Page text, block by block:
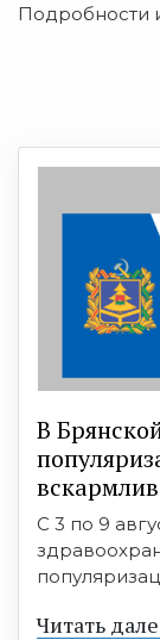
Подробности
В
С 3 по 9
Читать